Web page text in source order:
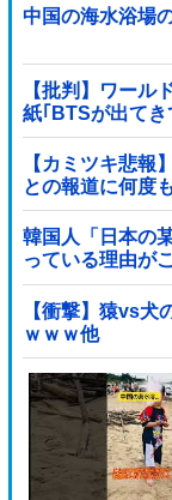
中国の海水浴場
【批判】ワール
紙｢BTSが出てき
【カミツキ悲報
との報道に何度
韓国人「日本の
っている理由が
＝韓国の反応
【衝撃】猿vs犬
ｗｗｗ他